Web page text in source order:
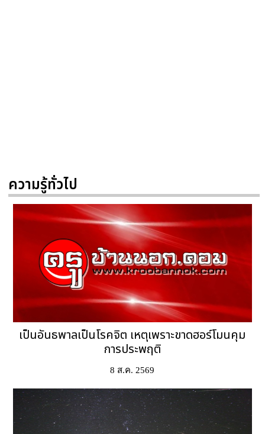
ความรู้ทั่วไป
เป็นอันธพาลเป็นโรคจิต เหตุเพราะขาดฮอร์โมนคุม
การประพฤติ
8 ส.ค. 2569